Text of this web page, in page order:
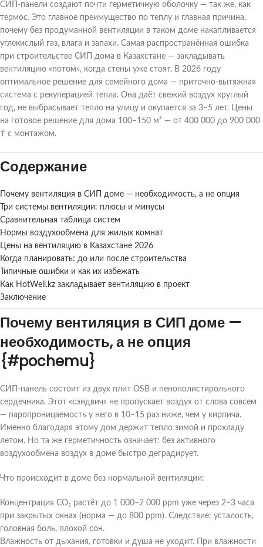
СИП-панели создают почти герметичную оболочку — так же, как
термос. Это главное преимущество по теплу и главная причина,
почему без продуманной вентиляции в таком доме накапливается
углекислый газ, влага и запахи. Самая распространённая ошибка
при строительстве СИП дома в Казахстане — закладывать
вентиляцию «потом», когда стены уже стоят. В 2026 году
оптимальное решение для семейного дома — приточно-вытяжная
система с рекуперацией тепла. Она даёт свежий воздух круглый
год, не выбрасывает тепло на улицу и окупается за 3–5 лет. Цены
на готовое решение для дома 100–150 м² — от 400 000 до 900 000
₸ с монтажом.
Содержание
Почему вентиляция в СИП доме — необходимость, а не опция
Три системы вентиляции: плюсы и минусы
Сравнительная таблица систем
Нормы воздухообмена для жилых комнат
Цены на вентиляцию в Казахстане 2026
Когда планировать: до или после строительства
Типичные ошибки и как их избежать
Как HotWell.kz закладывает вентиляцию в проект
Заключение
Почему вентиляция в СИП доме —
необходимость, а не опция
{#pochemu}
СИП-панель состоит из двух плит OSB и пенополистирольного
сердечника. Этот «сэндвич» не пропускает воздух от слова совсем
— паропроницаемость у него в 10–15 раз ниже, чем у кирпича.
Именно благодаря этому дом держит тепло зимой и прохладу
летом. Но та же герметичность означает: без активного
воздухообмена воздух в доме быстро деградирует.
Что происходит в доме без нормальной вентиляции:
Концентрация CO₂ растёт до 1 000–2 000 ppm уже через 2–3 часа
при закрытых окнах (норма — до 800 ppm). Следствие: усталость,
головная боль, плохой сон.
Влажность от дыхания, готовки и душа не уходит. При влажности